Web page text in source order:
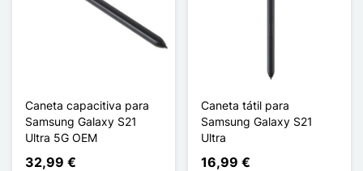
Caneta capacitiva para
Samsung Galaxy S21
Ultra 5G OEM
32,99 €
Caneta tátil para
Samsung Galaxy S21
Ultra
16,99 €